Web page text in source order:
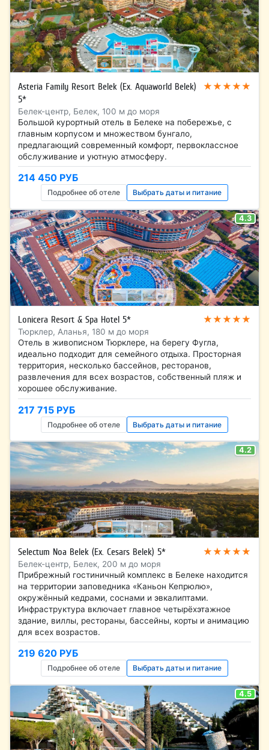
Asteria Family Resort Belek (Ex. Aquaworld Belek)
5*
★★★★★
Белек-центр, Белек, 100 м до моря
Большой курортный отель в Белеке на побережье, с
главным корпусом и множеством бунгало,
предлагающий современный комфорт, первоклассное
обслуживание и уютную атмосферу.
214 450 РУБ
Подробнее об отеле Выбрать даты и питание
4.3
Lonicera Resort & Spa Hotel 5* ★★★★★
Тюрклер, Аланья, 180 м до моря
Отель в живописном Тюрклере, на берегу Фугла,
идеально подходит для семейного отдыха. Просторная
территория, несколько бассейнов, ресторанов,
развлечения для всех возрастов, собственный пляж и
хорошее обслуживание.
217 715 РУБ
Подробнее об отеле Выбрать даты и питание
4.2
Selectum Noa Belek (Ex. Cesars Belek) 5* ★★★★★
Белек-центр, Белек, 200 м до моря
Прибрежный гостиничный комплекс в Белеке находится
на территории заповедника «Каньон Кепрюлю»,
окружённый кедрами, соснами и эвкалиптами.
Инфраструктура включает главное четырёхэтажное
здание, виллы, рестораны, бассейны, корты и анимацию
для всех возрастов.
219 620 РУБ
Подробнее об отеле Выбрать даты и питание
4.5